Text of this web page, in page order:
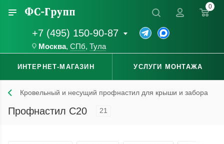
+7 (495) 150-90-87
Москва, СПб, Тула
0
ИНТЕРНЕТ-МАГАЗИН УСЛУГИ МОНТАЖА
Кровельный и несущий профнастил для крыши и забора
Профнастил С20 21